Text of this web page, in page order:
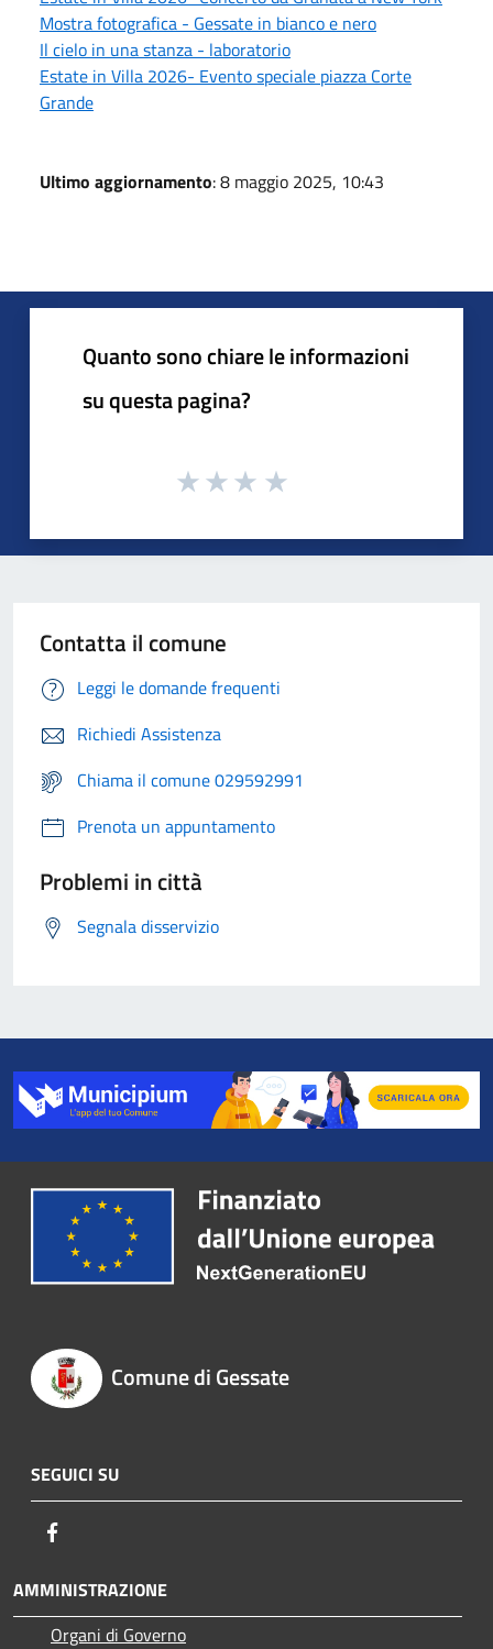
Mostra fotografica - Gessate in bianco e nero
Il cielo in una stanza - laboratorio
Estate in Villa 2026- Evento speciale piazza Corte
Grande
Ultimo aggiornamento: 8 maggio 2025, 10:43
Quanto sono chiare le informazioni
su questa pagina?
Contatta il comune
Leggi le domande frequenti
Richiedi Assistenza
Chiama il comune 029592991
Prenota un appuntamento
Problemi in città
Segnala disservizio
Comune di Gessate
SEGUICI SU
AMMINISTRAZIONE
Organi di Governo